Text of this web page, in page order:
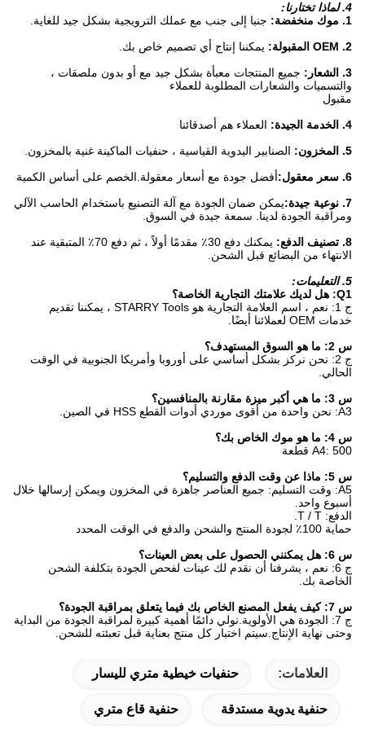
4. لماذا تختارنا:
1. موك منخفضة:
جنبا إلى جنب مع عملك الترويجية بشكل جيد للغاية.
2. OEM المقبولة:
يمكننا إنتاج أي تصميم خاص بك.
3. الشعار:
جميع المنتجات معبأة بشكل جيد مع أو بدون ملصقات ،
والتسميات والشعارات المطلوبة للعملاء
مقبول
4. الخدمة الجيدة:
العملاء هم أصدقائنا
5. المخزون:
الصنابير اليدوية القياسية ، حنفيات الماكينة غنية بالمخزون.
6. سعر معقول:
أفضل جودة مع أسعار معقولة.الخصم على أساس الكمية
7. نوعية جيدة:
يمكن ضمان الجودة مع آلة التصنيع باستخدام الحاسب الآلي
ومراقبة الجودة لدينا. سمعة جيدة في السوق.
8. تصنيف الدفع:
يمكنك دفع 30٪ مقدمًا أولاً ، ثم دفع 70٪ المتبقية عند
الانتهاء من البضائع قبل الشحن.
5. التعليمات:
Q1: هل لديك علامتك التجارية الخاصة؟
ج 1: نعم ، اسم العلامة التجارية هو STARRY Tools ، يمكننا تقديم
خدمات OEM لعملائنا أيضًا.
س 2: ما هو السوق المستهدف؟
ج 2: نحن نركز بشكل أساسي على أوروبا وأمريكا الجنوبية في الوقت
الحالي.
س 3: ما هي أكبر ميزة مقارنة بالمنافسين؟
A3: نحن واحدة من أقوى موردي أدوات القطع HSS في الصين.
س 4: ما هو موك الخاص بك؟
A4: 500 قطعة
س 5: ماذا عن وقت الدفع والتسليم؟
A5: وقت التسليم: جميع العناصر جاهزة في المخزون ويمكن إرسالها خلال
أسبوع واحد.
الدفع: T / T.
حماية 100٪ لجودة المنتج والشحن والدفع في الوقت المحدد
س 6: هل يمكنني الحصول على بعض العينات؟
ج 6: نعم ، يشرفنا أن نقدم لك عينات لفحص الجودة بتكلفة الشحن
الخاصة بك.
س 7: كيف يفعل المصنع الخاص بك فيما يتعلق بمراقبة الجودة؟
ج 7: الجودة هي الأولوية.نولي دائمًا أهمية كبيرة لمراقبة الجودة من البداية
وحتى نهاية الإنتاج.سيتم اختبار كل منتج بعناية قبل تعبئته للشحن.
العلامات: حنفيات خيطية متري لليسار
حنفية يدوية مستدقة حنفية قاع متري